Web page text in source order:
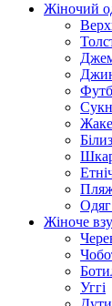
Жіночий
Одяг
Жіноче
Уггі